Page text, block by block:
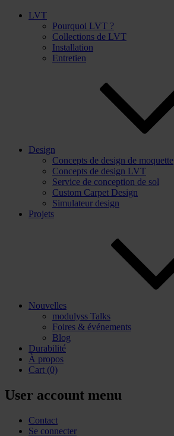
LVT
Pourquoi LVT ?
Collections de LVT
Installation
Entretien
Design
Concepts de design de moquette
Concepts de design LVT
Service de conception de sol
Custom Carpet Design
Simulateur design
Projets
Nouvelles
modulyss Talks
Foires & événements
Blog
Durabilité
À propos
Cart (0)
User account menu
Contact
Se connecter